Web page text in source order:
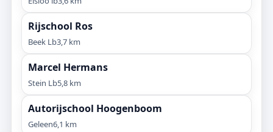
Rijschool Ros
Beek Lb3,7 km
Marcel Hermans
Stein Lb5,8 km
Autorijschool Hoogenboom
Geleen6,1 km